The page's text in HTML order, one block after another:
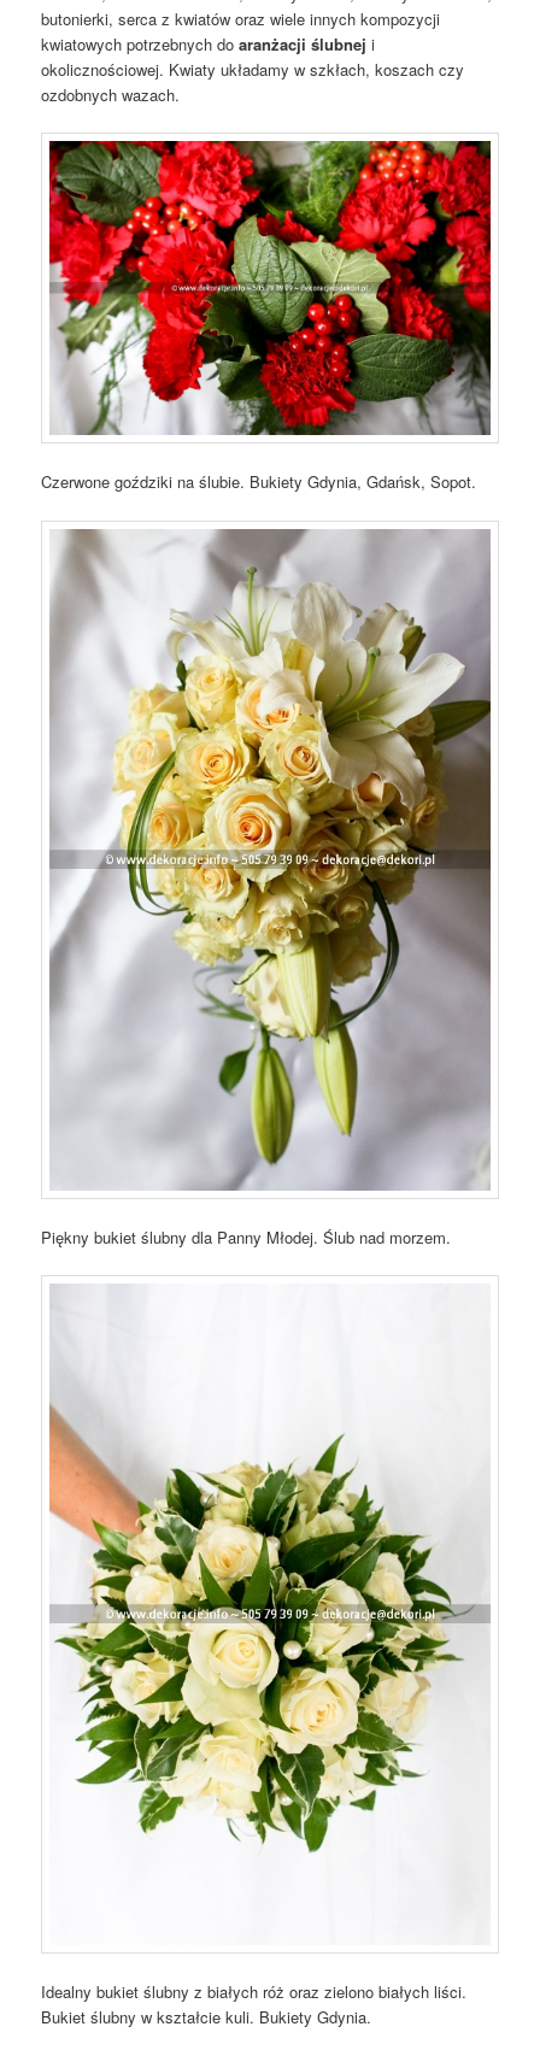
butonierki, serca z kwiatów oraz wiele innych kompozycji
kwiatowych potrzebnych doaranżacji ślubnej i
okolicznościowej. Kwiaty układamy w szkłach, koszach czy
ozdobnych wazach.
Czerwone goździki na ślubie. Bukiety Gdynia, Gdańsk, Sopot.
Piękny bukiet ślubny dla Panny Młodej. Ślub nad morzem.
Idealny bukiet ślubny z białych róż oraz zielono białych liści.
Bukiet ślubny w kształcie kuli. Bukiety Gdynia.